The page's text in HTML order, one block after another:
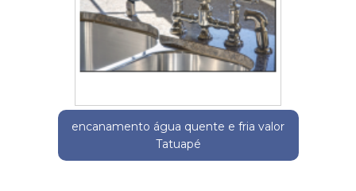
encanamento água quente e fria valor
Tatuapé